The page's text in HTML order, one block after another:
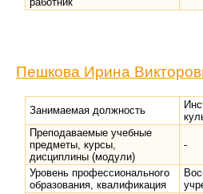
Пешкова Ирина
Занимаемая должность
Преподаваемые учебные
предметы, курсы,
дисциплины (модули)
-
Уровень профессионального
образования, квалификация